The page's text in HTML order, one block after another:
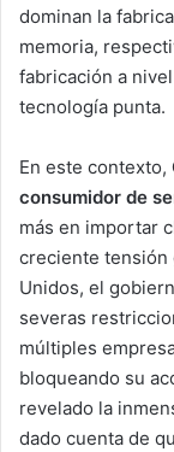
dominan la
memoria,
fabricación a
tecnología punta.
En este contexto,
consumidor de
más en importar
creciente tensión
Unidos, el
severas
múltiples
bloqueando su
revelado la
dado cuenta de